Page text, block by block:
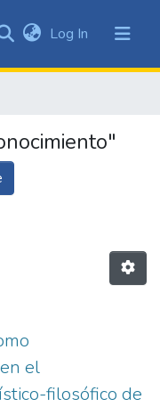
Log In (current)
el
filosófico de